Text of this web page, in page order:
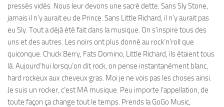
pressés vidés. Nous leur devons une sacré dette. Sans Sly Stone,
jamais il n’y aurait eu de Prince. Sans Little Richard, il n’y aurait pas
eu Sly. Tout a déjà été fait dans la musique. On s’inspire tous des
uns et des autres. Les noirs ont plus donné au rock’n’roll que
quiconque. Chuck Berry, Fats Domino, Little Richard, ils étaient tous
là. Aujourd’hui lorsqu’on dit rock, on pense instantanément blanc,
hard rockeux aux cheveux gras. Moi je ne vois pas les choses ainsi.
Je suis un rocker, c’est MA musique. Peu importe l’appellation, de
toute façon ça change tout le temps. Prends la GoGo Music,